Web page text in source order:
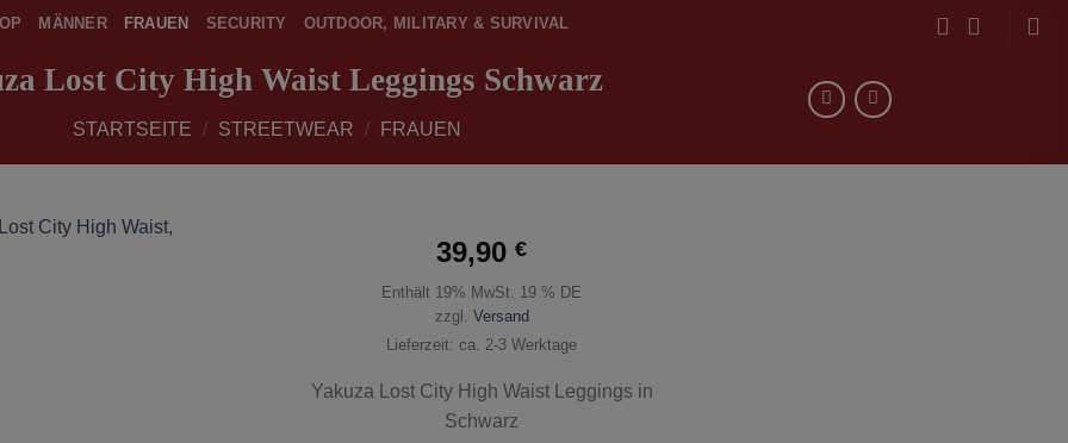
MÄNNER FRAUEN SECURITY OUTDOOR, MILITARY & SURVIVAL
Lost City High Waist Leggings Schwarz
STARTSEITE / STREETWEAR / FRAUEN
39,90 €
Enthält 19% MwSt. 19 % DE
zzgl. Versand
Lieferzeit: ca. 2-3 Werktage
Yakuza Lost City High Waist Leggings in
Schwarz